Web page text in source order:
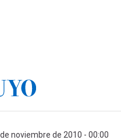
noviembre de 2010 - 00:00